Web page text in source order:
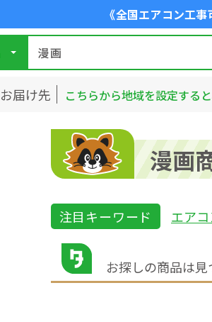
《全国エアコン工
お届け先 こちらから地域を設定する
漫画
注目キーワード エア
お探しの商品は